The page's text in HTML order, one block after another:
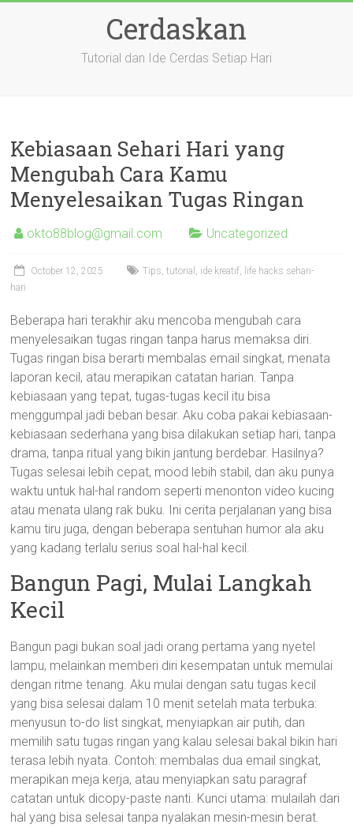
Cerdaskan
Tutorial dan Ide Cerdas Setiap Hari
Kebiasaan Sehari Hari yang
Mengubah Cara Kamu
Menyelesaikan Tugas Ringan
okto88blog@gmail.com Uncategorized
October 12, 2025
Tips, tutorial, ide kreatif, life hacks sehari-
hari
Beberapa hari terakhir aku mencoba mengubah cara
menyelesaikan tugas ringan tanpa harus memaksa diri.
Tugas ringan bisa berarti membalas email singkat, menata
laporan kecil, atau merapikan catatan harian. Tanpa
kebiasaan yang tepat, tugas-tugas kecil itu bisa
menggumpal jadi beban besar. Aku coba pakai kebiasaan-
kebiasaan sederhana yang bisa dilakukan setiap hari, tanpa
drama, tanpa ritual yang bikin jantung berdebar. Hasilnya?
Tugas selesai lebih cepat, mood lebih stabil, dan aku punya
waktu untuk hal-hal random seperti menonton video kucing
atau menata ulang rak buku. Ini cerita perjalanan yang bisa
kamu tiru juga, dengan beberapa sentuhan humor ala aku
yang kadang terlalu serius soal hal-hal kecil.
Bangun Pagi, Mulai Langkah
Kecil
Bangun pagi bukan soal jadi orang pertama yang nyetel
lampu, melainkan memberi diri kesempatan untuk memulai
dengan ritme tenang. Aku mulai dengan satu tugas kecil
yang bisa selesai dalam 10 menit setelah mata terbuka:
menyusun to-do list singkat, menyiapkan air putih, dan
memilih satu tugas ringan yang kalau selesai bakal bikin hari
terasa lebih nyata. Contoh: membalas dua email singkat,
merapikan meja kerja, atau menyiapkan satu paragraf
catatan untuk dicopy-paste nanti. Kunci utama: mulailah dari
hal yang bisa selesai tanpa nyalakan mesin-mesin berat.